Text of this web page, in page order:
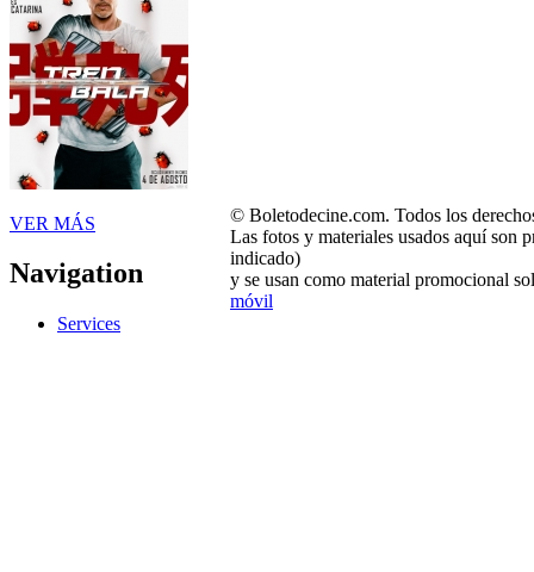
VER MÁS
Navigation
Services
© Boletodecine.com. Todos los
Las fotos y materiales usados aquí son
indicado)
y se usan como material promocional
móvil